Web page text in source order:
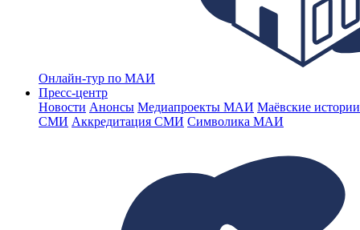
Онлайн-тур по МАИ
Пресс-центр
Новости Анонсы Медиапроекты МАИ Маёвские
СМИ Аккредитация СМИ Символика МАИ